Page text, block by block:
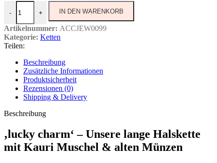
-
'lucky charm' - Lange Halskette mit Kauri Muschel & alten Münzen
+ IN DEN WARENKORB
Artikelnummer: ACCJEW0099
Kategorie: Ketten
Teilen:
Beschreibung
Zusätzliche Informationen
Produktsicherheit
Rezensionen (0)
Shipping & Delivery
Beschreibung
‚lucky charm‘ – Unsere lange Halskette
mit Kauri Muschel & alten Münzen